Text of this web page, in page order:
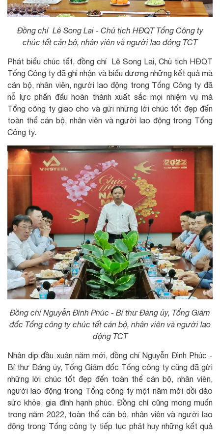
Đồng chí Lê Song Lai - Chủ tịch HĐQT Tổng Công ty
chúc tết cán bộ, nhân viên và người lao động TCT
Phát biểu chúc tết, đồng chí Lê Song Lai, Chủ tịch HĐQT
Tổng Công ty đã ghi nhận và biểu dương những kết quả mà
cán bộ, nhân viên, người lao động trong Tổng Công ty đã
nỗ lực phấn đấu hoàn thành xuất sắc mọi nhiệm vụ mà
Tổng công ty giao cho và gửi những lời chúc tốt đẹp đến
toàn thể cán bộ, nhân viên và người lao động trong Tổng
Công ty.
Đồng chí Nguyễn Đình Phúc - Bí thư Đảng ủy, Tổng Giám
đốc Tổng công ty chúc tết cán bộ, nhân viên và người lao
động TCT
Nhân dịp đầu xuân năm mới, đồng chí Nguyễn Đình Phúc -
Bí thư Đảng ủy, Tổng Giám đốc Tổng công ty cũng đã gửi
những lời chúc tốt đẹp đến toàn thể cán bộ, nhân viên,
người lao động trong Tổng công ty một năm mới dồi dào
sức khỏe, gia đình hạnh phúc. Đồng chí cũng mong muốn
trong năm 2022, toàn thể cán bộ, nhân viên và người lao
động trong Tổng công ty tiếp tục phát huy những kết quả